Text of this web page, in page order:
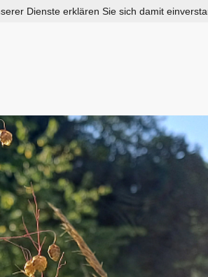
Dienste erklären Sie sich damit